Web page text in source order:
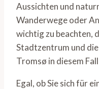
Aussichten und
Wanderwege oder
wichtig zu beachten,
Stadtzentrum und
Tromsø in diesem
Egal, ob Sie sich für